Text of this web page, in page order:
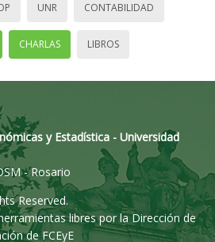
UNR CONTABILIDAD
CHARLAS LIBROS
y Estadística - Universidad
- Rosario
Reserved.
libres por la Dirección de
de FCEyE